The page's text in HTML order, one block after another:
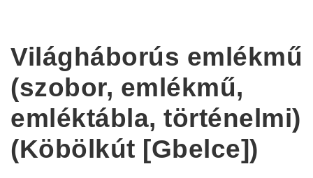
Világháborús emlékmű
(szobor, emlékmű,
emléktábla, történelmi)
(Köbölkút [Gbelce])